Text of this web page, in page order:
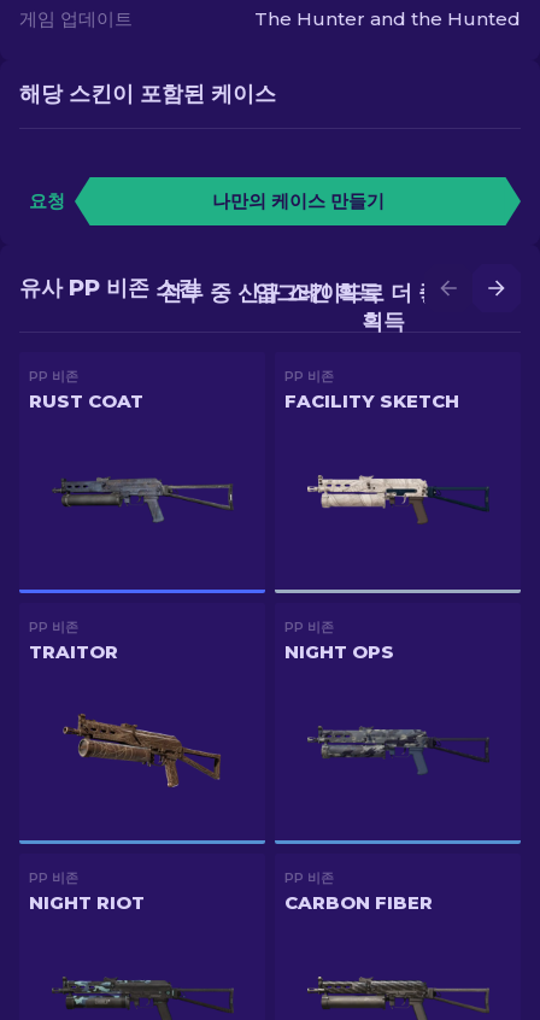
게임 업데이트
The Hunter and the Hunted
해당 스킨이 포함된 케이스
요청 나만의 케이스 만들기
업그레이드로 더 좋은 스킨
획득
전투 중 신규 스킨 획득
유사 PP 비존 스킨
PP 비존
RUST COAT
PP 비존
FACILITY SKETCH
PP 비존
TRAITOR
PP 비존
NIGHT OPS
PP 비존
NIGHT RIOT
PP 비존
CARBON FIBER